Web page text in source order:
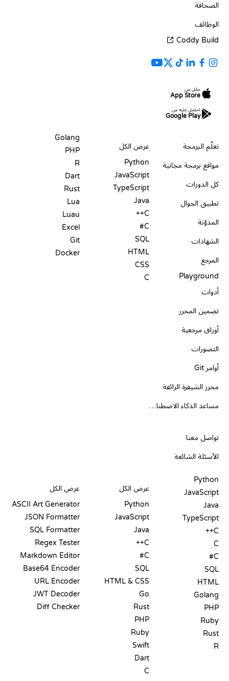
الصحافة
الوظائف
Coddy Build
حمّل من
App Store
احصل عليه من
Google Play
تعلّم البرمجة
مواقع برمجة مجانية
كل الدورات
تطبيق الجوال
المدوّنة
الشهادات
المرجع
Playground
أدوات
تضمين المحرر
أوراق مرجعية
التصورات
أوامر Git
محرر الشيفرة الزائفة
مساعد الذكاء الاصطناعي
تواصل معنا
الأسئلة الشائعة
عرض الكل
Python
JavaScript
TypeScript
Java
C++
C#
SQL
HTML
CSS
C
Golang
PHP
R
Dart
Rust
Lua
Luau
Excel
Git
Docker
Python
JavaScript
Java
TypeScript
C++
C
C#
SQL
HTML
Golang
PHP
Ruby
Rust
R
عرض الكل
Python
JavaScript
Java
C++
C#
SQL
HTML & CSS
Go
Rust
PHP
Ruby
Swift
Dart
C
عرض الكل
ASCII Art Generator
JSON Formatter
SQL Formatter
Regex Tester
Markdown Editor
Base64 Encoder
URL Encoder
JWT Decoder
Diff Checker